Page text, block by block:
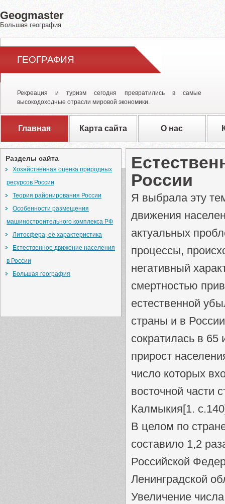
Geogmaster
Большая география
ГЕОГРАФИЯ
Рекреация и туризм сегодня превратились в самые
высокодоходные отрасли мировой экономики.
Главная Карта сайта О нас
России
Я выбрала эту
движения
актуальных
процессы,
негативный
смертностью
естественной
страны и в
сократилась в
прирост
число которых
восточной части
Калмыкия[1.
В целом по
составило 1,2
Российской
Ленинградской
Увеличение
Разделы сайта
Хозяйственная оценка природных
ресурсов России
Теория районирования России
Особенности размещения
машиностроительного комплекса РФ
Литосфера, её характеристика
Естественное движение населения
в России
Большая география